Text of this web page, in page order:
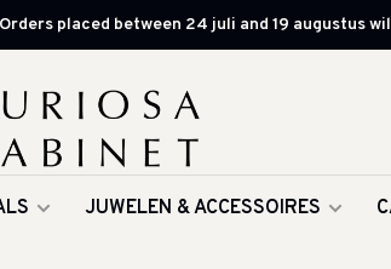
placed between 24 juli and 19 augustus
JUWELEN & ACCESSOIRES